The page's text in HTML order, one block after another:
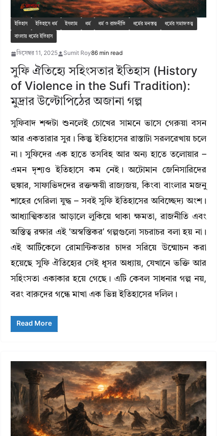
ইতিহাস ইতিহাসে ধর্ম ইসলাম ধর্ম ধর্ম ও রাজনীতি ধর্মের মনস্তত্ত্ব ধর্মের সমাজতত্ত্ব
বাংলায় ধর্মের ইতিহাস
ডিসেম্বর 11, 2025 Sumit Roy86 min read
সুফি ঐতিহ্যে সহিংসতার ইতিহাস (History
of Violence in the Sufi Tradition):
মুদ্রার উল্টোপিঠের অজানা গল্প
সুফিবাদ শব্দটা শুনলেই চোখের সামনে ভাসে গেরুয়া বসন
আর একতারার সুর। কিন্তু ইতিহাসের রাস্তাটা সরলরেখায় চলে
না। সুফিদের এক হাতে তসবিহ আর অন্য হাতে তলোয়ার –
এমন দৃশ্যও ইতিহাসে কম নেই। অটোমান জেনিসারিদের
হুঙ্কার, সাফাভিদদের রক্তক্ষয়ী রাজ্যজয়, কিংবা বাংলার মজনু
শাহের গেরিলা যুদ্ধ – সবই সুফি ইতিহাসের অবিচ্ছেদ্য অংশ।
আধ্যাত্মিকতার আড়ালে লুকিয়ে থাকা ক্ষমতা, রাজনীতি এবং
অস্তিত্ব রক্ষার এই ‘অস্বস্তিকর’ গল্পগুলো সচরাচর বলা হয় না।
এই আর্টিকেলে রোমান্টিকতার চাদর সরিয়ে উন্মোচন করা
হয়েছে সুফি ঐতিহ্যের সেই ধূসর অধ্যায়, যেখানে ভক্তি আর
সহিংসতা একাকার হয়ে গেছে। এটি কেবল সাধনার গল্প নয়,
বরং বারুদের গন্ধে মাখা এক ভিন্ন ইতিহাসের দলিল।
Read More